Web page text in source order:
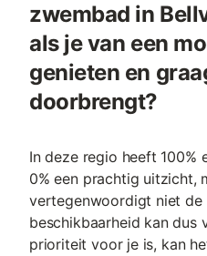
zwembad in
als je van een
genieten en
doorbrengt?
In deze regio heeft 100%
0% een prachtig uitzicht,
vertegenwoordigt niet de
beschikbaarheid kan dus
prioriteit voor je is, kan